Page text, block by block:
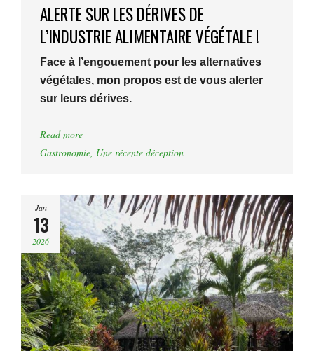
ALERTE SUR LES DÉRIVES DE
L’INDUSTRIE ALIMENTAIRE VÉGÉTALE !
Face à l’engouement pour les alternatives
végétales, mon propos est de vous alerter
sur leurs dérives.
Read more
Gastronomie, Une récente déception
Jan
13
2026